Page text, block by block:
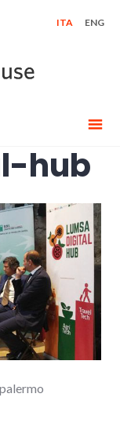
ITA ENG
hub